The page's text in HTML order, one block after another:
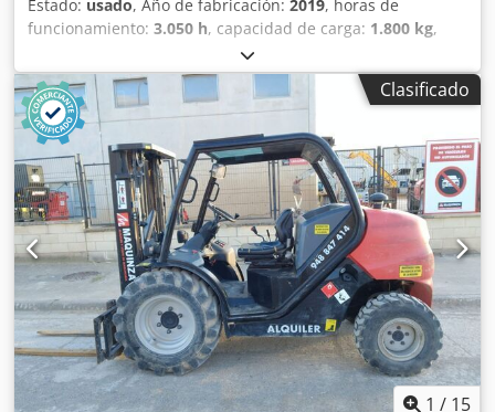
Estado: usado, Año de fabricación: 2019, horas de
funcionamiento: 3.050 h, capacidad de carga: 1.800 kg,
3.700 mm, tipo de combustible:
altura total:1.990 mm, longitud total:4.050 mm, ancho
total:1.450 mm, Equipamiento:tracción a las cuatro
ruedas, Peso en vacío: 3.997 kg PBV: 5.797 kg Depósito de
combustible: 71 litros Velocidad máxima: 25 km/h
Dedpfezrx E Tex Afzewa Ubicación: Tudela (Navarra)
Carretilla diésel de obra de 1.800 kg. de capacidad
Manitou MC18.4 D . Perfecta para todo tipo de trabajos en
exteriores como agricultura, obra, construcción, puertos,
minería y más. Maquinaria totalmente revisada y funcional
y con documentación al día. Consulte con nuestro
departamento comercial. Elevación libre: 90 mm CE
Clasificado
1 / 15